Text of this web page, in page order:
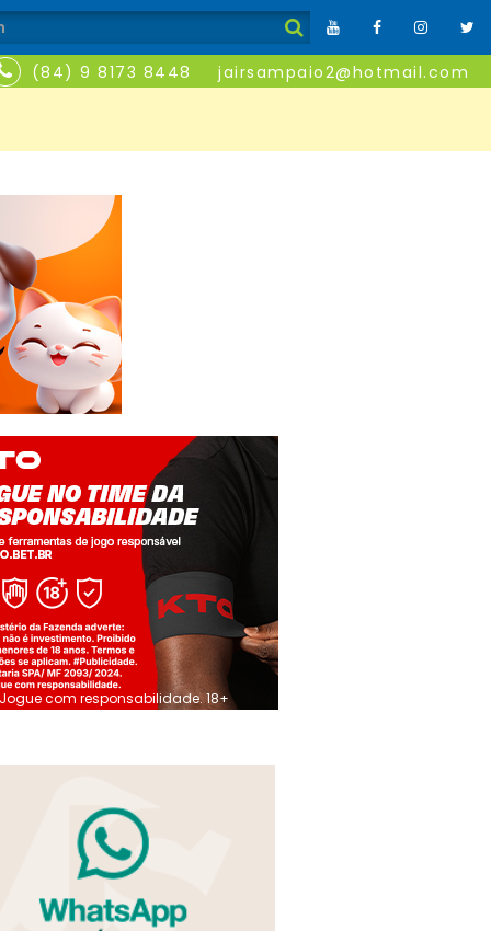
(84) 9 8173 8448 jairsampaio2@hotmail.com
Jogue com responsabilidade. 18+